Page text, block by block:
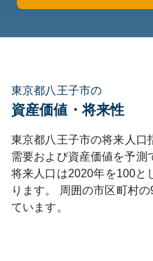
東京都八王子市の
資産価値・将来性
東京都八王子市の将来人口
需要および資産価値を予測
将来人口は2020年を100と
ります。
周囲の市区町村の
ています。